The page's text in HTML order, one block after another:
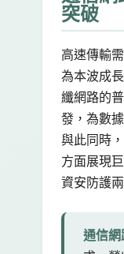
突破
高速傳輸
為本波成
纖網路的
發，為數
與此同時
方面展現
資安防護
通信